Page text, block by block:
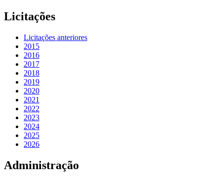
Licitações
Licitações anteriores
2015
2016
2017
2018
2019
2020
2021
2022
2023
2024
2025
2026
Administração